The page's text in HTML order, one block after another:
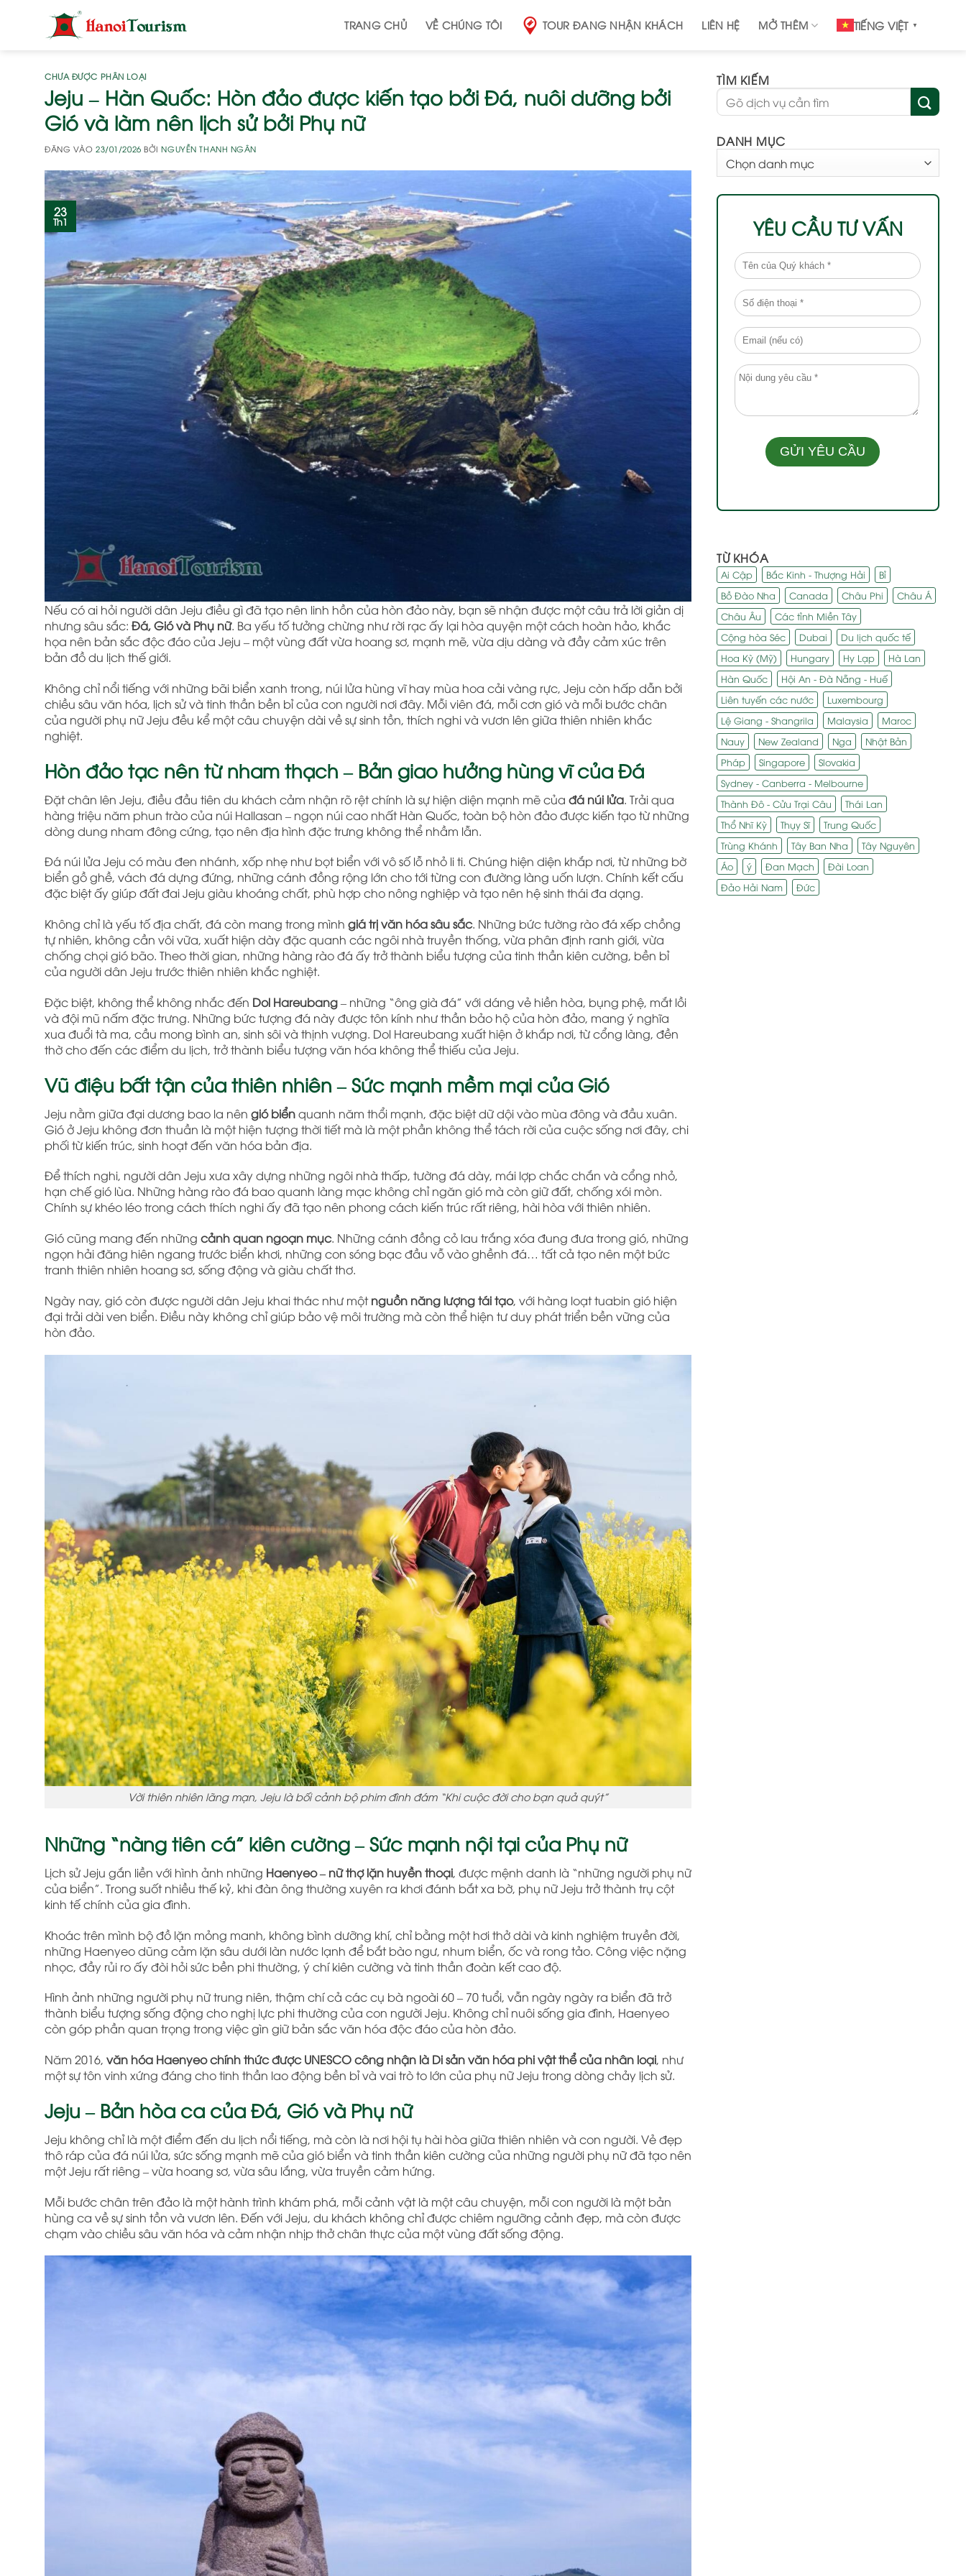
TRANG CHỦ VỀ CHÚNG TÔI TOUR ĐANG NHẬN KHÁCH LIÊN HỆ MỞ THÊM TIẾNG VIỆT ▼
CHƯA ĐƯỢC PHÂN LOẠI
Jeju – Hàn Quốc: Hòn đảo được kiến tạo bởi Đá, nuôi dưỡng bởi
Gió và làm nên lịch sử bởi Phụ nữ
ĐĂNG VÀO23/01/2026 BỞINGUYỄN THANH NGÂN
23
Th1
Nếu có ai hỏi người dân Jeju điều gì đã tạo nên linh hồn của hòn đảo này, bạn sẽ nhận được một câu trả lời giản dị
nhưng sâu sắc: Đá, Gió và Phụ nữ. Ba yếu tố tưởng chừng như rời rạc ấy lại hòa quyện một cách hoàn hảo, khắc
họa nên bản sắc độc đáo của Jeju – một vùng đất vừa hoang sơ, mạnh mẽ, vừa dịu dàng và đầy cảm xúc trên
bản đồ du lịch thế giới.
Không chỉ nổi tiếng với những bãi biển xanh trong, núi lửa hùng vĩ hay mùa hoa cải vàng rực, Jeju còn hấp dẫn bởi
chiều sâu văn hóa, lịch sử và tinh thần bền bỉ của con người nơi đây. Mỗi viên đá, mỗi cơn gió và mỗi bước chân
của người phụ nữ Jeju đều kể một câu chuyện dài về sự sinh tồn, thích nghi và vươn lên giữa thiên nhiên khắc
nghiệt.
Hòn đảo tạc nên từ nham thạch – Bản giao hưởng hùng vĩ của Đá
Đặt chân lên Jeju, điều đầu tiên du khách cảm nhận rõ rệt chính là sự hiện diện mạnh mẽ của đá núi lửa. Trải qua
hàng triệu năm phun trào của núi Hallasan – ngọn núi cao nhất Hàn Quốc, toàn bộ hòn đảo được kiến tạo từ những
dòng dung nham đông cứng, tạo nên địa hình đặc trưng không thể nhầm lẫn.
Đá núi lửa Jeju có màu đen nhánh, xốp nhẹ như bọt biển với vô số lỗ nhỏ li ti. Chúng hiện diện khắp nơi, từ những bờ
biển gồ ghề, vách đá dựng đứng, những cánh đồng rộng lớn cho tới từng con đường làng uốn lượn. Chính kết cấu
đặc biệt ấy giúp đất đai Jeju giàu khoáng chất, phù hợp cho nông nghiệp và tạo nên hệ sinh thái đa dạng.
Không chỉ là yếu tố địa chất, đá còn mang trong mình giá trị văn hóa sâu sắc. Những bức tường rào đá xếp chồng
tự nhiên, không cần vôi vữa, xuất hiện dày đặc quanh các ngôi nhà truyền thống, vừa phân định ranh giới, vừa
chống chọi gió bão. Theo thời gian, những hàng rào đá ấy trở thành biểu tượng của tinh thần kiên cường, bền bỉ
của người dân Jeju trước thiên nhiên khắc nghiệt.
Đặc biệt, không thể không nhắc đến Dol Hareubang– những “ông già đá” với dáng vẻ hiền hòa, bụng phệ, mắt lồi
và đội mũ nấm đặc trưng. Những bức tượng đá này được tôn kính như thần bảo hộ của hòn đảo, mang ý nghĩa
xua đuổi tà ma, cầu mong bình an, sinh sôi và thịnh vượng. Dol Hareubang xuất hiện ở khắp nơi, từ cổng làng, đền
thờ cho đến các điểm du lịch, trở thành biểu tượng văn hóa không thể thiếu của Jeju.
Vũ điệu bất tận của thiên nhiên – Sức mạnh mềm mại của Gió
Jeju nằm giữa đại dương bao la nên gió biểnquanh năm thổi mạnh, đặc biệt dữ dội vào mùa đông và đầu xuân.
Gió ở Jeju không đơn thuần là một hiện tượng thời tiết mà là một phần không thể tách rời của cuộc sống nơi đây, chi
phối từ kiến trúc, sinh hoạt đến văn hóa bản địa.
Để thích nghi, người dân Jeju xưa xây dựng những ngôi nhà thấp, tường đá dày, mái lợp chắc chắn và cổng nhỏ,
hạn chế gió lùa. Những hàng rào đá bao quanh làng mạc không chỉ ngăn gió mà còn giữ đất, chống xói mòn.
Chính sự khéo léo trong cách thích nghi ấy đã tạo nên phong cách kiến trúc rất riêng, hài hòa với thiên nhiên.
Gió cũng mang đến những cảnh quan ngoạn mục. Những cánh đồng cỏ lau trắng xóa đung đưa trong gió, những
ngọn hải đăng hiên ngang trước biển khơi, những con sóng bạc đầu vỗ vào ghềnh đá… tất cả tạo nên một bức
tranh thiên nhiên hoang sơ, sống động và giàu chất thơ.
Ngày nay, gió còn được người dân Jeju khai thác như mộtnguồn năng lượng tái tạo, với hàng loạt tuabin gió hiện
đại trải dài ven biển. Điều này không chỉ giúp bảo vệ môi trường mà còn thể hiện tư duy phát triển bền vững của
hòn đảo.
Vời thiên nhiên lãng mạn, Jeju là bối cảnh bộ phim đình đám “Khi cuộc đời cho bạn quả quýt”
Những “nàng tiên cá” kiên cường – Sức mạnh nội tại của Phụ nữ
Lịch sử Jeju gắn liền với hình ảnh những Haenyeo – nữ thợ lặn huyền thoại, được mệnh danh là “những người phụ nữ
của biển”. Trong suốt nhiều thế kỷ, khi đàn ông thường xuyên ra khơi đánh bắt xa bờ, phụ nữ Jeju trở thành trụ cột
kinh tế chính của gia đình.
Khoác trên mình bộ đồ lặn mỏng manh, không bình dưỡng khí, chỉ bằng một hơi thở dài và kinh nghiệm truyền đời,
những Haenyeo dũng cảm lặn sâu dưới làn nước lạnh để bắt bào ngư, nhum biển, ốc và rong tảo. Công việc nặng
nhọc, đầy rủi ro ấy đòi hỏi sức bền phi thường, ý chí kiên cường và tinh thần đoàn kết cao độ.
Hình ảnh những người phụ nữ trung niên, thậm chí cả các cụ bà ngoài 60 – 70 tuổi, vẫn ngày ngày ra biển đã trở
thành biểu tượng sống động cho nghị lực phi thường của con người Jeju. Không chỉ nuôi sống gia đình, Haenyeo
còn góp phần quan trọng trong việc gìn giữ bản sắc văn hóa độc đáo của hòn đảo.
Năm 2016, văn hóa Haenyeo chính thức được UNESCO công nhận là Di sản văn hóa phi vật thể của nhân loại, như
một sự tôn vinh xứng đáng cho tinh thần lao động bền bỉ và vai trò to lớn của phụ nữ Jeju trong dòng chảy lịch sử.
Jeju – Bản hòa ca của Đá, Gió và Phụ nữ
Jeju không chỉ là một điểm đến du lịch nổi tiếng, mà còn là nơi hội tụ hài hòa giữa thiên nhiên và con người. Vẻ đẹp
thô ráp của đá núi lửa, sức sống mạnh mẽ của gió biển và tinh thần kiên cường của những người phụ nữ đã tạo nên
một Jeju rất riêng – vừa hoang sơ, vừa sâu lắng, vừa truyền cảm hứng.
Mỗi bước chân trên đảo là một hành trình khám phá, mỗi cảnh vật là một câu chuyện, mỗi con người là một bản
hùng ca về sự sinh tồn và vươn lên. Đến với Jeju, du khách không chỉ được chiêm ngưỡng cảnh đẹp, mà còn được
chạm vào chiều sâu văn hóa và cảm nhận nhịp thở chân thực của một vùng đất sống động.
TÌM KIẾM
DANH MỤC
MỤC
YÊU CẦU TƯ VẤN
TỪ KHÓA
Ai Cập Bắc Kinh - Thượng Hải
Bỉ
Bồ Đào Nha
Canada Châu Phi
Châu Á
Châu Âu
Các tỉnh Miền Tây
Cộng hòa Séc
Dubai
Du lịch quốc tế
Hoa Kỳ (Mỹ)
Hungary Hy Lạp
Hà Lan
Hàn Quốc
Hội An - Đà Nẵng - Huế
Liên tuyến các nước
Luxembourg
Lệ Giang - Shangrila
Malaysia
Maroc
Nauy
New Zealand Nga
Nhật Bản
Pháp
Singapore
Slovakia
Sydney - Canberra - Melbourne
Thành Đô - Cửu Trại Câu
Thái Lan
Thổ Nhĩ Kỳ
Thụy Sĩ
Trung Quốc
Trùng Khánh
Tây Ban Nha
Tây Nguyên
Áo
ý Đan Mạch
Đài Loan
Đảo Hải Nam
Đức